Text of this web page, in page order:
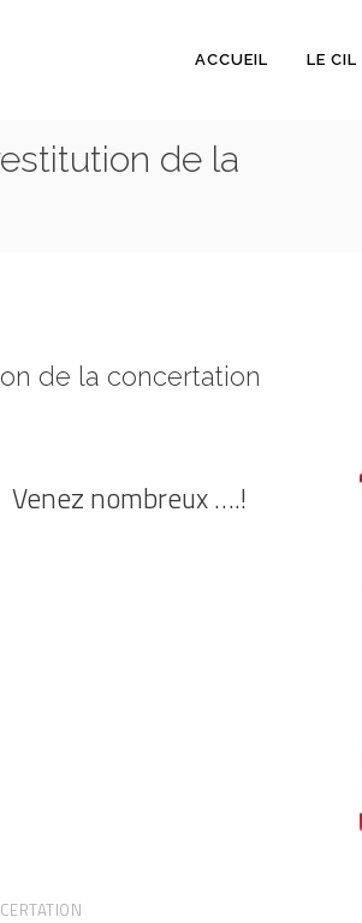
ACCUEIL LE CIL
de la
de la concertation
Venez nombreux ….!